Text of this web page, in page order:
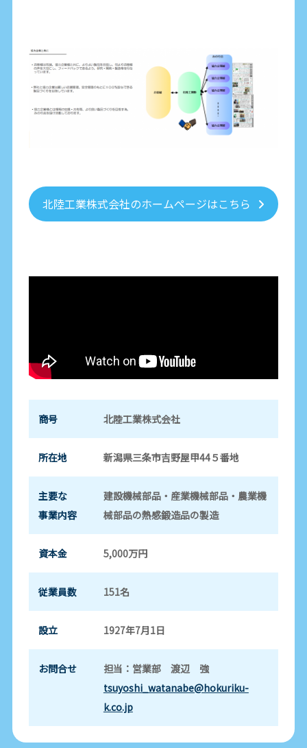
北陸工業株式会社のホームページはこちら
商号 北陸工業株式会社
所在地 新潟県三条市吉野屋甲44５番地
主要な
事業内容
建設機械部品・産業機械部品・農業機
械部品の熱感鍛造品の製造
資本金 5,000万円
従業員数 151名
設立 1927年7月1日
お問合せ
担当：営業部 渡辺 強
tsuyoshi_watanabe@hokuriku-
k.co.jp